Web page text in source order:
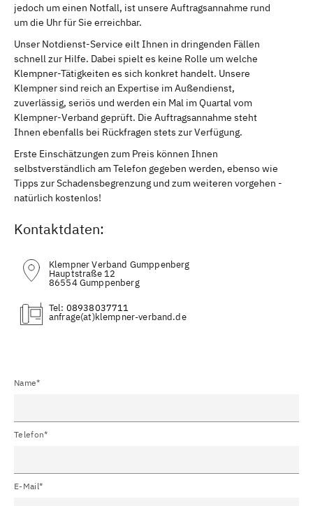
jedoch um einen Notfall, ist unsere Auftragsannahme rund
um die Uhr für Sie erreichbar.
Unser Notdienst-Service eilt Ihnen in dringenden Fällen
schnell zur Hilfe. Dabei spielt es keine Rolle um welche
Klempner-Tätigkeiten es sich konkret handelt. Unsere
Klempner sind reich an Expertise im Außendienst,
zuverlässig, seriös und werden ein Mal im Quartal vom
Klempner-Verband geprüft. Die Auftragsannahme steht
Ihnen ebenfalls bei Rückfragen stets zur Verfügung.
Erste Einschätzungen zum Preis können Ihnen
selbstverständlich am Telefon gegeben werden, ebenso wie
Tipps zur Schadensbegrenzung und zum weiteren vorgehen -
natürlich kostenlos!
Kontaktdaten:
Klempner Verband Gumppenberg
Hauptstraße 12
86554 Gumppenberg
Tel: 08938037711
(at)
Name*
Telefon*
E-Mail*